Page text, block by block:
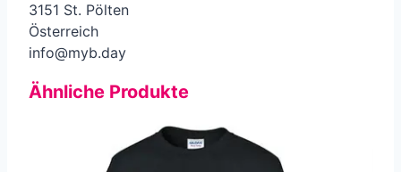
3151 St. Pölten
Österreich
info@myb.day
Ähnliche Produkte